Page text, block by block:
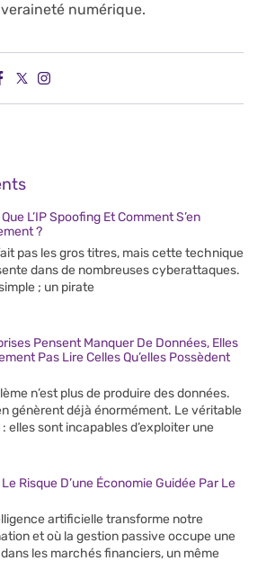
numérique.
L’IP Spoofing Et Comment S’en
?
pas les gros titres, mais cette technique
dans de nombreuses cyberattaques.
; un pirate
Pensent Manquer De Données, Elles
Pas Lire Celles Qu’elles Possèdent
n’est plus de produire des données.
génèrent déjà énormément. Le véritable
elles sont incapables d’exploiter une
Risque D’une Économie Guidée Par Le
artificielle transforme notre
et où la gestion passive occupe une
les marchés financiers, un même